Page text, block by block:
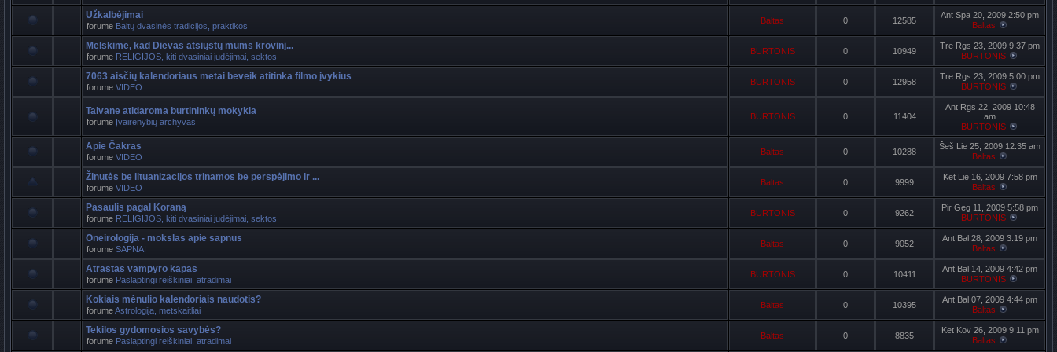
Užkalbėjimai
forume Baltų dvasinės tradicijos, praktikos
Baltas 0 12585
Ant Spa 20, 2009 2:50 pm
Baltas
Melskime, kad Dievas atsiųstų mums krovinį...
forume RELIGIJOS, kiti dvasiniai judėjimai, sektos
BURTONIS 0 10949
Tre Rgs 23, 2009 9:37 pm
BURTONIS
7063 aisčių kalendoriaus metai beveik atitinka filmo įvykius
forume VIDEO
BURTONIS 0 12958
Tre Rgs 23, 2009 5:00 pm
BURTONIS
Taivane atidaroma burtininkų mokykla
forume Įvairenybių archyvas
BURTONIS 0 11404
Ant Rgs 22, 2009 10:48
am
BURTONIS
Apie Čakras
forume VIDEO
Baltas 0 10288
Šeš Lie 25, 2009 12:35 am
Baltas
Žinutės be lituanizacijos trinamos be perspėjimo ir ...
forume VIDEO
Baltas 0 9999
Ket Lie 16, 2009 7:58 pm
Baltas
Pasaulis pagal Koraną
forume RELIGIJOS, kiti dvasiniai judėjimai, sektos
BURTONIS 0 9262
Pir Geg 11, 2009 5:58 pm
BURTONIS
Oneirologija - mokslas apie sapnus
forume SAPNAI
Baltas 0 9052
Ant Bal 28, 2009 3:19 pm
Baltas
Atrastas vampyro kapas
forume Paslaptingi reiškiniai, atradimai
BURTONIS 0 10411
Ant Bal 14, 2009 4:42 pm
BURTONIS
Kokiais mėnulio kalendoriais naudotis?
forumeAstrologija, metskaitliai
Baltas 0 10395
Ant Bal 07, 2009 4:44 pm
Baltas
Tekilos gydomosios savybės?
forume Paslaptingi reiškiniai, atradimai
Baltas 0 8835
Ket Kov 26, 2009 9:11 pm
Baltas